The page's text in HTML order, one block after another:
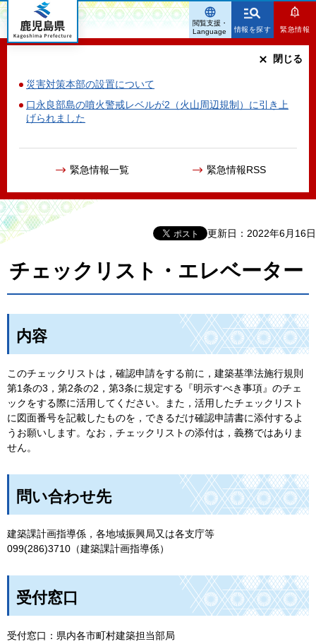
鹿児島県
情報を探す 緊急情報
災害対策本部の設置について
口永良部島の噴火警戒レベルが2（火山周辺規制）に引き上
げられました
緊急情報一覧 緊急情報RSS
閉じる
閲覧支援・
Language
更新日：2022年6月16日
チェックリスト・エレベーター
内容
このチェックリストは，確認申請をする前に，建築基準法施行規則
第1条の3，第2条の2，第3条に規定する『明示すべき事項』のチェ
ックをする際に活用してください。また，活用したチェックリスト
に図面番号を記載したものを，できるだけ確認申請書に添付するよ
うお願いします。なお，チェックリストの添付は，義務ではありま
せん。
問い合わせ先
建築課計画指導係，各地域振興局又は各支庁等
099(286)3710（建築課計画指導係）
受付窓口
受付窓口： 県内各市町村建築担当部局